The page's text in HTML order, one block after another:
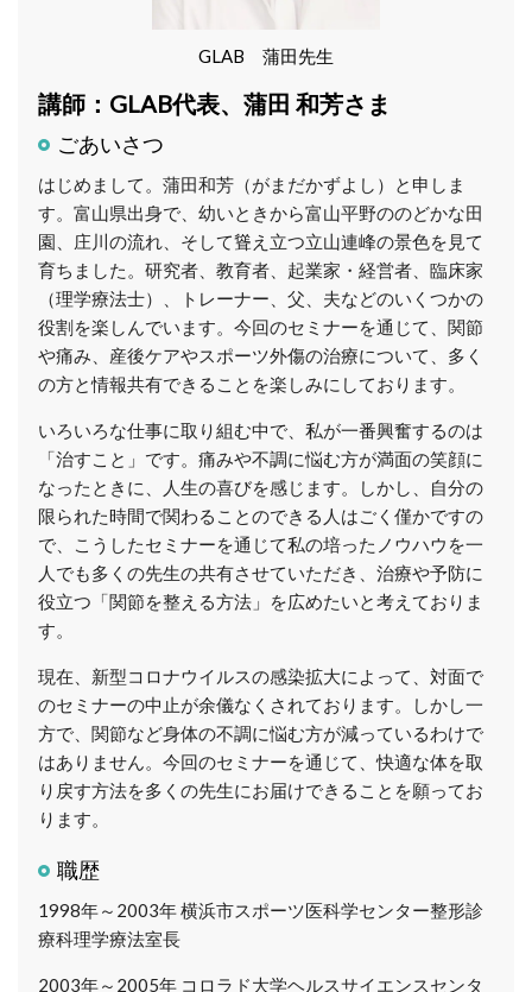
GLAB 蒲田先生
講師：GLAB代表、蒲田 和芳さま
ごあいさつ
はじめまして。蒲田和芳（がまだかずよし）と申しま
す。富山県出身で、幼いときから富山平野ののどかな田
園、庄川の流れ、そして聳え立つ立山連峰の景色を見て
育ちました。研究者、教育者、起業家・経営者、臨床家
（理学療法士）、トレーナー、父、夫などのいくつかの
役割を楽しんでいます。今回のセミナーを通じて、関節
や痛み、産後ケアやスポーツ外傷の治療について、多く
の方と情報共有できることを楽しみにしております。
いろいろな仕事に取り組む中で、私が一番興奮するのは
「治すこと」です。痛みや不調に悩む方が満面の笑顔に
なったときに、人生の喜びを感じます。しかし、自分の
限られた時間で関わることのできる人はごく僅かですの
で、こうしたセミナーを通じて私の培ったノウハウを一
人でも多くの先生の共有させていただき、治療や予防に
役立つ「関節を整える方法」を広めたいと考えておりま
す。
現在、新型コロナウイルスの感染拡大によって、対面で
のセミナーの中止が余儀なくされております。しかし一
方で、関節など身体の不調に悩む方が減っているわけで
はありません。今回のセミナーを通じて、快適な体を取
り戻す方法を多くの先生にお届けできることを願ってお
ります。
職歴
1998年～2003年横浜市スポーツ医科学センター整形診
療科理学療法室長
2003年～2005年 コロラド大学ヘルスサイエンスセンタ